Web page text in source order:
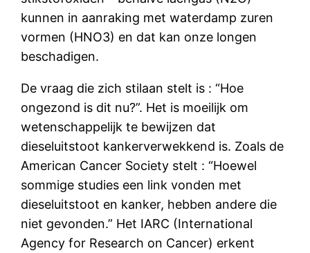
kunnen in aanraking met waterdamp zuren
vormen (HNO3) en dat kan onze longen
beschadigen.
De vraag die zich stilaan stelt is : “Hoe
ongezond is dit nu?”. Het is moeilijk om
wetenschappelijk te bewijzen dat
dieseluitstoot kankerverwekkend is. Zoals de
American Cancer Society stelt : “Hoewel
sommige studies een link vonden met
dieseluitstoot en kanker, hebben andere die
niet gevonden.” Het IARC (International
Agency for Research on Cancer) erkent